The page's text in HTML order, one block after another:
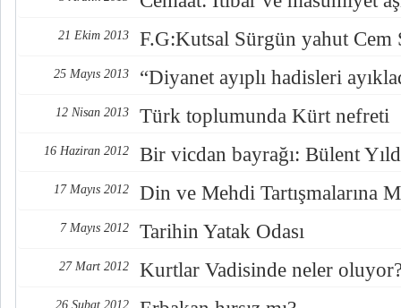
21 Ekim 2013 F.G:Kutsal Sürgün yahut Cem
25 Mayıs 2013 “Diyanet ayıplı hadisleri
12 Nisan 2013 Türk toplumunda Kürt nefreti
16 Haziran 2012 Bir vicdan bayrağı: Bülent
17 Mayıs 2012 Din ve Mehdi Tartışmalarına
7 Mayıs 2012 Tarihin Yatak Odası
27 Mart 2012 Kurtlar Vadisinde neler
26 Şubat 2012